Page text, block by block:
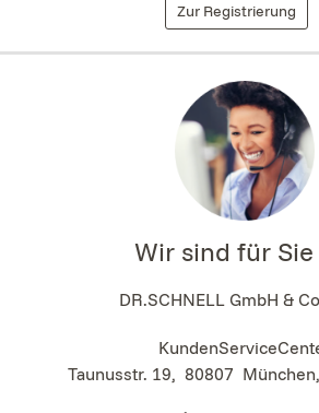
Zur Registrierung
Wir sind für Sie
DR.SCHNELL GmbH &
Taunusstr. 19, 80807